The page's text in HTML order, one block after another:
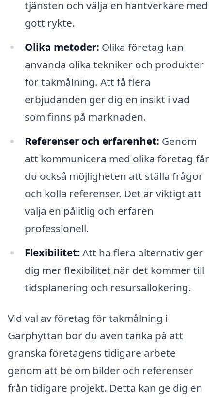
tjänsten och välja en hantverkare med
gott rykte.
Olika metoder: Olika företag kan
använda olika tekniker och produkter
för takmålning. Att få flera
erbjudanden ger dig en insikt i vad
som finns på marknaden.
Referenser och erfarenhet: Genom
att kommunicera med olika företag får
du också möjligheten att ställa frågor
och kolla referenser. Det är viktigt att
välja en pålitlig och erfaren
professionell.
Flexibilitet: Att ha flera alternativ ger
dig mer flexibilitet när det kommer till
tidsplanering och resursallokering.
Vid val av företag för takmålning i
Garphyttan bör du även tänka på att
granska företagens tidigare arbete
genom att be om bilder och referenser
från tidigare projekt. Detta kan ge dig en